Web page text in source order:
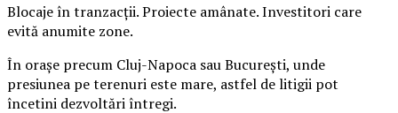
Blocaje în tranzacții. Proiecte amânate. Investitori care
evită anumite zone.
În orașe precum Cluj-Napoca sau București, unde
presiunea pe terenuri este mare, astfel de litigii pot
încetini dezvoltări întregi.